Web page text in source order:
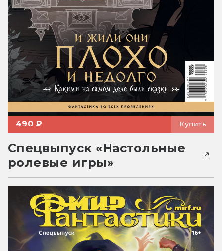
490 ₽ Купить
Спецвыпуск «Настольные
ролевые игры»